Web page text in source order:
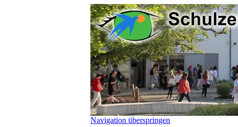
Navigation überspringen